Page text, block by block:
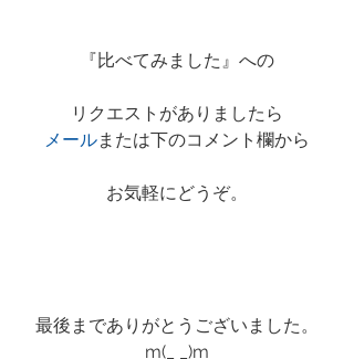
『比べてみました』への
リクエストがありましたら
メールまたは下のコメント欄から
お気軽にどうぞ。
最後までありがとうございました。
m(_ _)m